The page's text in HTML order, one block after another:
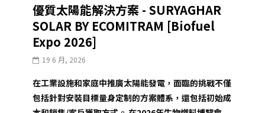
優質太陽能解決方案 - SURYAGHAR
SOLAR BY ECOMITRAM [Biofuel
Expo 2026]
19 6 月, 2026
在工業設施和家庭中推廣太陽能發電，面臨的挑戰不僅
包括針對安裝目標量身定制的方案體系，還包括初始成